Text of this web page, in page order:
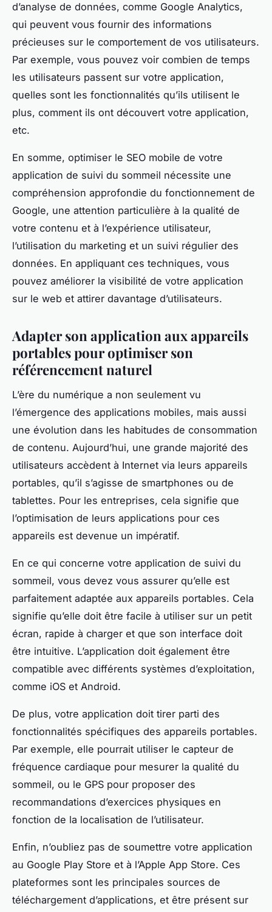
d’analyse de données, comme Google Analytics,
qui peuvent vous fournir des informations
précieuses sur le comportement de vos utilisateurs.
Par exemple, vous pouvez voir combien de temps
les utilisateurs passent sur votre application,
quelles sont les fonctionnalités qu’ils utilisent le
plus, comment ils ont découvert votre application,
etc.
En somme, optimiser le SEO mobile de votre
application de suivi du sommeil nécessite une
compréhension approfondie du fonctionnement de
Google, une attention particulière à la qualité de
votre contenu et à l’expérience utilisateur,
l’utilisation du marketing et un suivi régulier des
données. En appliquant ces techniques, vous
pouvez améliorer la visibilité de votre application
sur le web et attirer davantage d’utilisateurs.
Adapter son application aux appareils
portables pour optimiser son
référencement naturel
L’ère du numérique a non seulement vu
l’émergence des applications mobiles, mais aussi
une évolution dans les habitudes de consommation
de contenu. Aujourd’hui, une grande majorité des
utilisateurs accèdent à Internet via leurs appareils
portables, qu’il s’agisse de smartphones ou de
tablettes. Pour les entreprises, cela signifie que
l’optimisation de leurs applications pour ces
appareils est devenue un impératif.
En ce qui concerne votre application de suivi du
sommeil, vous devez vous assurer qu’elle est
parfaitement adaptée aux appareils portables. Cela
signifie qu’elle doit être facile à utiliser sur un petit
écran, rapide à charger et que son interface doit
être intuitive. L’application doit également être
compatible avec différents systèmes d’exploitation,
comme iOS et Android.
De plus, votre application doit tirer parti des
fonctionnalités spécifiques des appareils portables.
Par exemple, elle pourrait utiliser le capteur de
fréquence cardiaque pour mesurer la qualité du
sommeil, ou le GPS pour proposer des
recommandations d’exercices physiques en
fonction de la localisation de l’utilisateur.
Enfin, n’oubliez pas de soumettre votre application
au Google Play Store et à l’Apple App Store. Ces
plateformes sont les principales sources de
téléchargement d’applications, et être présent sur